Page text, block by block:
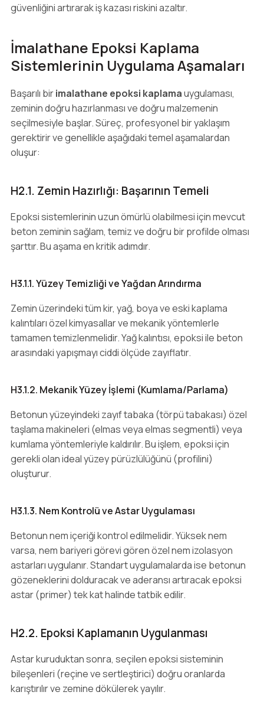
güvenliğini artırarak iş kazası riskini azaltır.
İmalathane Epoksi Kaplama
Sistemlerinin Uygulama Aşamaları
Başarılı birimalathane epoksi kaplamauygulaması,
zeminin doğru hazırlanması ve doğru malzemenin
seçilmesiyle başlar. Süreç, profesyonel bir yaklaşım
gerektirir ve genellikle aşağıdaki temel aşamalardan
oluşur:
H2.1. Zemin Hazırlığı: Başarının Temeli
Epoksi sistemlerinin uzun ömürlü olabilmesi için mevcut
beton zeminin sağlam, temiz ve doğru bir profilde olması
şarttır. Bu aşama en kritik adımdır.
H3.1.1. Yüzey Temizliği ve Yağdan Arındırma
Zemin üzerindeki tüm kir, yağ, boya ve eski kaplama
kalıntıları özel kimyasallar ve mekanik yöntemlerle
tamamen temizlenmelidir. Yağ kalıntısı, epoksi ile beton
arasındaki yapışmayı ciddi ölçüde zayıflatır.
H3.1.2. Mekanik Yüzey İşlemi (Kumlama/Parlama)
Betonun yüzeyindeki zayıf tabaka (törpü tabakası) özel
taşlama makineleri (elmas veya elmas segmentli) veya
kumlama yöntemleriyle kaldırılır. Bu işlem, epoksi için
gerekli olan ideal yüzey pürüzlülüğünü (profilini)
oluşturur.
H3.1.3. Nem Kontrolü ve Astar Uygulaması
Betonun nem içeriği kontrol edilmelidir. Yüksek nem
varsa, nem bariyeri görevi gören özel nem izolasyon
astarları uygulanır. Standart uygulamalarda ise betonun
gözeneklerini dolduracak ve aderansı artıracak epoksi
astar (primer) tek kat halinde tatbik edilir.
H2.2. Epoksi Kaplamanın Uygulanması
Astar kuruduktan sonra, seçilen epoksi sisteminin
bileşenleri (reçine ve sertleştirici) doğru oranlarda
karıştırılır ve zemine dökülerek yayılır.